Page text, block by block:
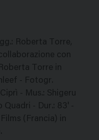
Roberta Torre,
con
Torre in
- Fotogr.
- Mus.: Shigeru
Quadri - Dur.: 83' -
(Francia) in